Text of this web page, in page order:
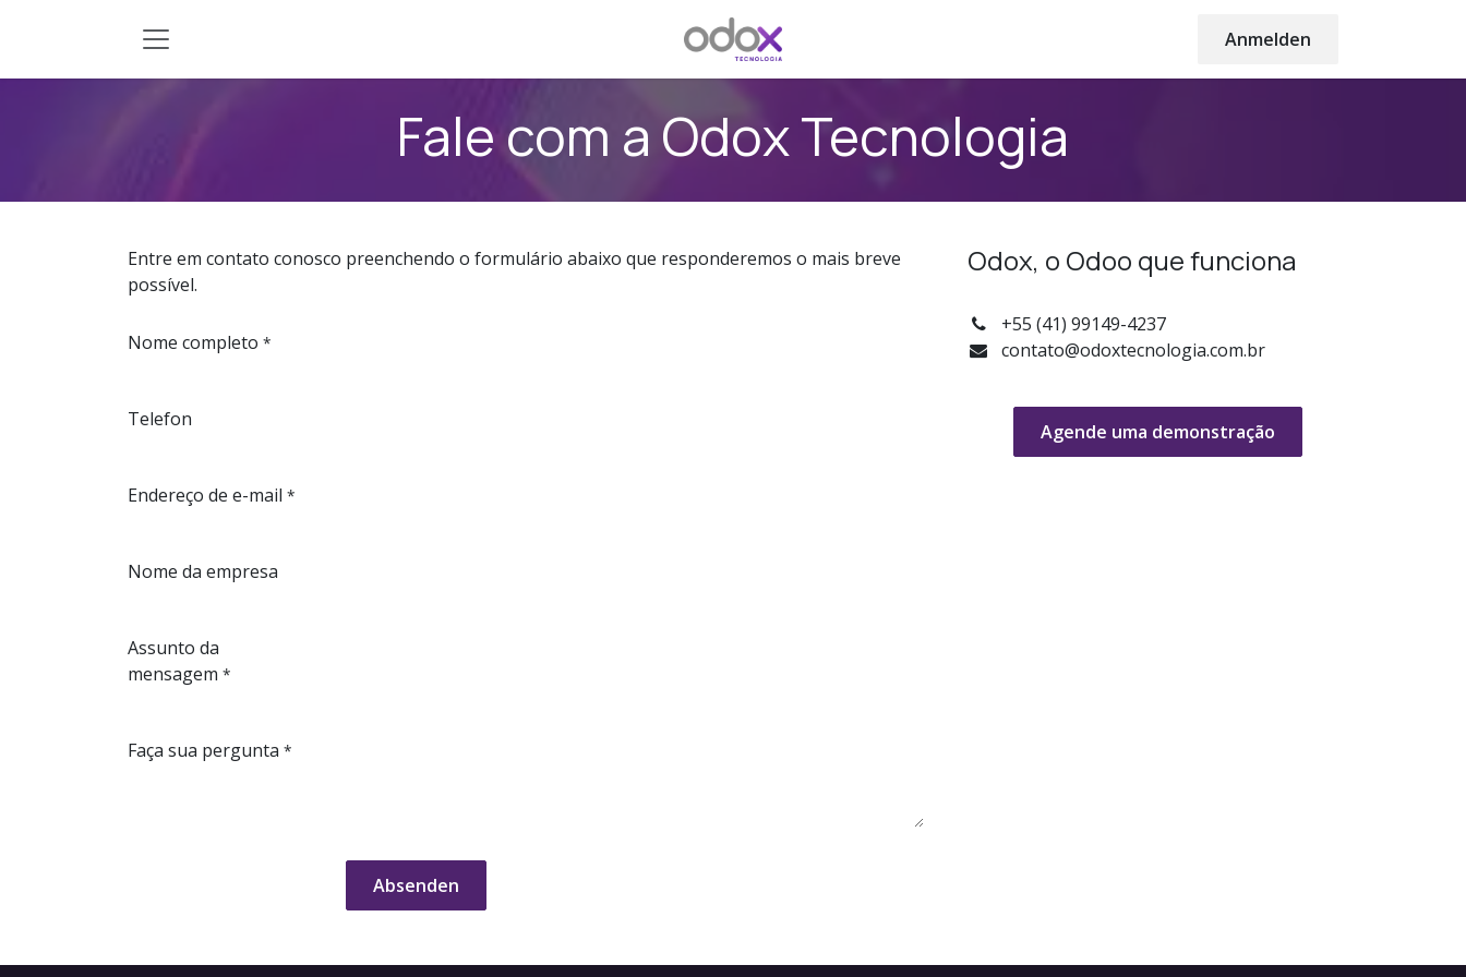
Anmelden
Fale com a Odox Tecnologia
Entre em contato conosco preenchendo o formulário abaixo que responderemos o mais breve
possível.
Nome completo *
Telefon
Endereço de e-mail *
Nome da empresa
Assunto da
mensagem *
Faça sua pergunta *
Absenden
Odox, o Odoo que funciona
+55 (41) 99149-4237
contato@odoxtecnologia.com.br
Agende uma demonstração